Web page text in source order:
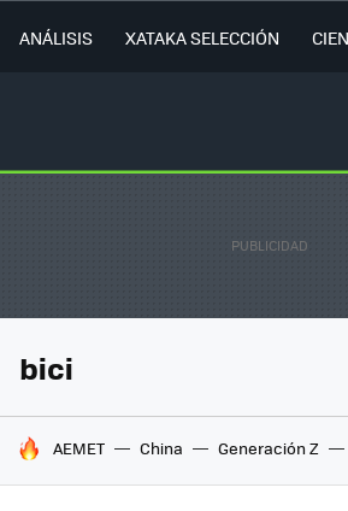
ANÁLISIS XATAKA SELECCIÓN
bici
HOY SE HABLA DE
AEMET China Generación Z